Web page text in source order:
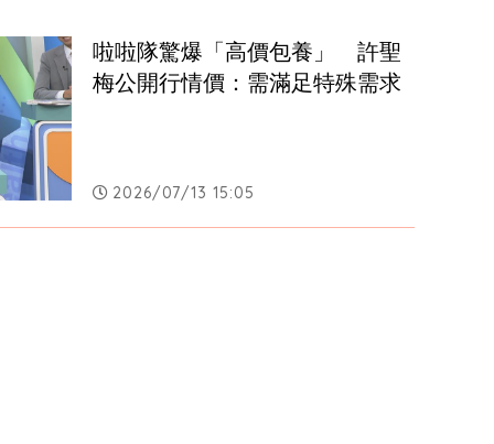
啦啦隊驚爆「高價包養」　許聖
梅公開行情價：需滿足特殊需求
2026/07/13 15:05